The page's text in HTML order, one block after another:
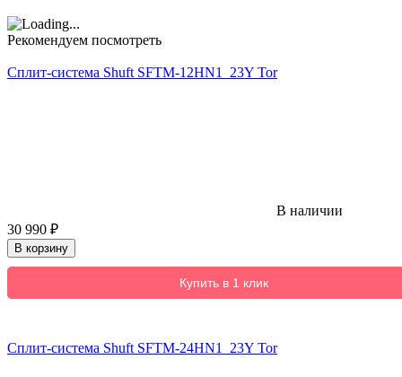
Рекомендуем посмотреть
Сплит-система Shuft SFTM-12HN1_23Y Tor
В наличии
30 990 ₽
В корзину
Купить в 1 клик
Сплит-система Shuft SFTM-24HN1_23Y Tor